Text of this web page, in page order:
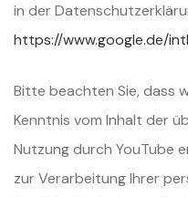
in der
https://www.google.de/
Bitte beachten Sie, dass
Kenntnis vom Inhalt der
Nutzung durch YouTube
zur Verarbeitung Ihrer